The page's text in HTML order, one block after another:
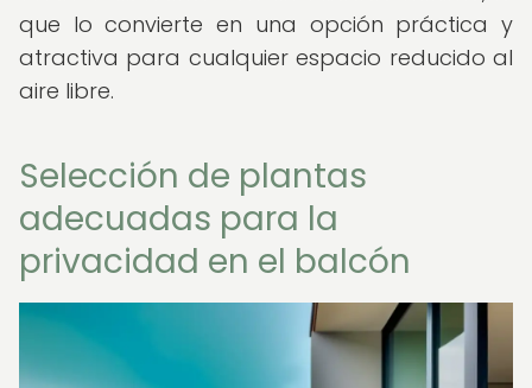
que lo convierte en una opción práctica y
atractiva para cualquier espacio reducido al
aire libre.
Selección de plantas
adecuadas para la
privacidad en el balcón